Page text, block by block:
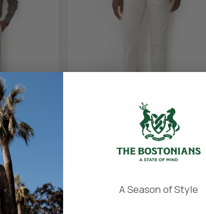
REGULAR
ΠΑΝΤΕΛΟΝΙ CHINOS PIQUE REGULAR FIT
A Season of Style